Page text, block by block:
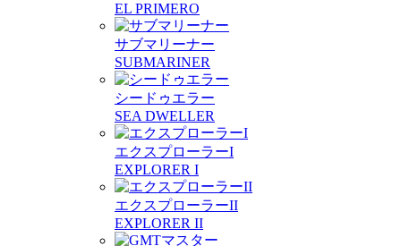
EL PRIMERO
サブマリーナー
SUBMARINER
シードゥエラー
SEA DWELLER
エクスプローラーI
EXPLORER I
エクスプローラーII
EXPLORER II